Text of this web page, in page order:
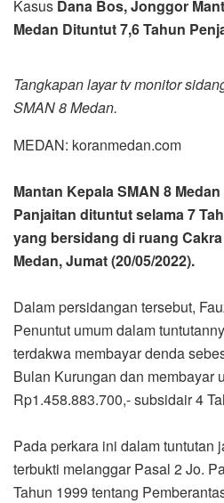
Kasus Dana Bos, Jonggor
Medan Dituntut 7,6 Tahun
Tangkapan layar tv monitor
SMAN 8 Medan.
MEDAN: koranmedan.com
Mantan Kepala SMAN 8
Panjaitan dituntut selama 7
yang bersidang di ruang
Medan, Jumat (20/05/2022).
Dalam persidangan tersebut,
Penuntut umum dalam
terdakwa membayar denda
Bulan Kurungan dan membayar
Rp1.458.883.700,- subsidair 4
Pada perkara ini dalam tuntutan
terbukti melanggar Pasal 2 Jo.
Tahun 1999 tentang